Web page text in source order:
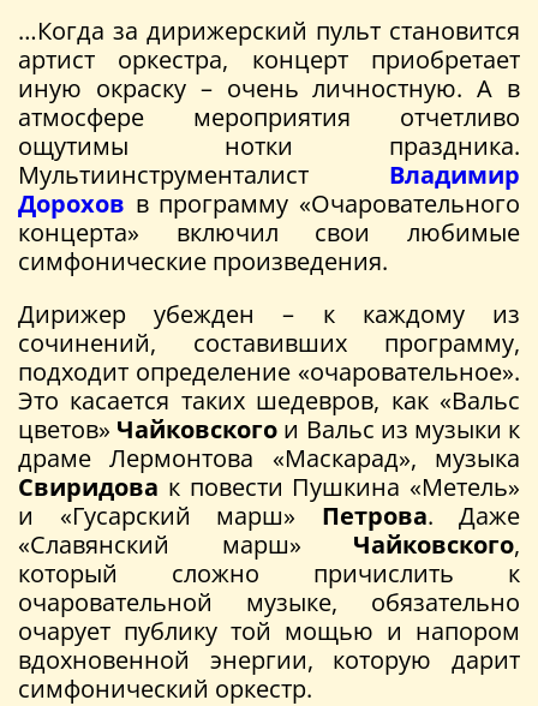
…Когда за дирижерский пульт становится
артист оркестра, концерт приобретает
иную окраску – очень личностную. А в
атмосфере мероприятия отчетливо
ощутимы нотки праздника.
Мультиинструменталист Владимир
Дорохов в программу «Очаровательного
концерта» включил свои любимые
симфонические произведения.
Дирижер убежден – к каждому из
сочинений, составивших программу,
подходит определение «очаровательное».
Это касается таких шедевров, как «Вальс
цветов» Чайковского и Вальс из музыки к
драме Лермонтова «Маскарад», музыка
Свиридова к повести Пушкина «Метель»
и «Гусарский марш» Петрова. Даже
«Славянский марш» Чайковского,
который сложно причислить к
очаровательной музыке, обязательно
очарует публику той мощью и напором
вдохновенной энергии, которую дарит
симфонический оркестр.